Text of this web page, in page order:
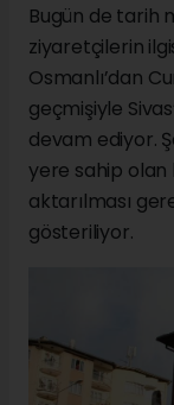
Bugün de tarih
ziyaretçilerin
Osmanlı’dan
geçmişiyle
devam ediyor.
yere sahip olan
aktarılması
gösteriliyor.